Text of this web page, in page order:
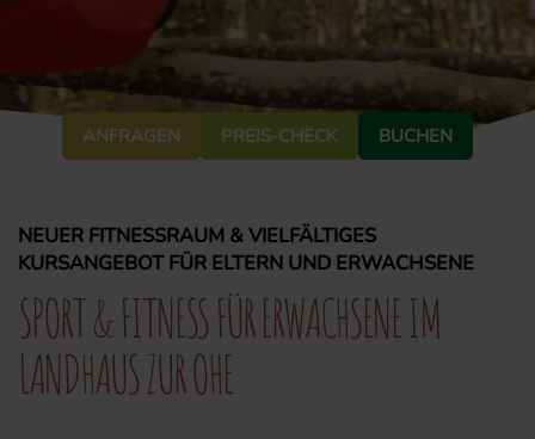
ANFRAGEN BUCHEN
PREIS-CHECK
NEUER FITNESSRAUM & VIELFÄLTIGES
KURSANGEBOT FÜR ELTERN UND ERWACHSENE
SPORT & FITNESS FÜR ERWACHSENE IM
LANDHAUS ZUR OHE